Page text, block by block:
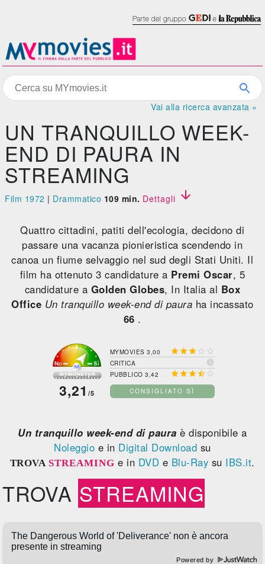
Vai alla ricerca avanzata »
UN TRANQUILLO WEEK-
END DI PAURA IN
STREAMING
Film 1972 | Drammatico 109 min. Dettagli 
Quattro cittadini, patiti dell'ecologia, decidono di
passare una vacanza pionieristica scendendo in
canoa un fiume selvaggio nel sud degli Stati Uniti. Il
film ha ottenuto 3 candidature a Premi Oscar, 5
candidature a Golden Globes, In Italia al Box
Office Un tranquillo week-end di paura ha incassato
66 .
3,21 /5
MYMOVIES 3,00   
CRITICA 
PUBBLICO 3,42  
CONSIGLIATO SÌ
Un tranquillo week-end di paura è disponibile a
Noleggio e in Digital Download su
TROVA STREAMING e in DVD e Blu-Ray su IBS.it.
TROVA STREAMING
Powered by